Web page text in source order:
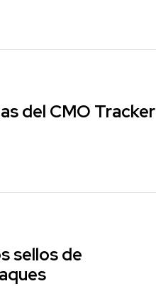
del CMO Tracker
sellos de